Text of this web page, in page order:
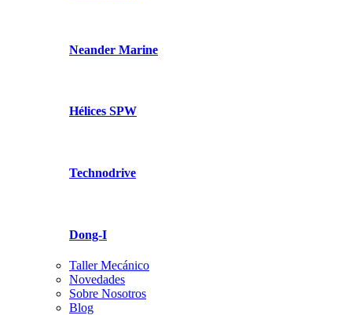
Neander Marine
Hélices SPW
Technodrive
Dong-I
Taller Mecánico
Novedades
Sobre Nosotros
Blog